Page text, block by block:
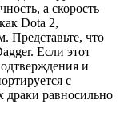
а скорость
Dota 2,
Представьте, что
Если этот
и
с
драки равносильно